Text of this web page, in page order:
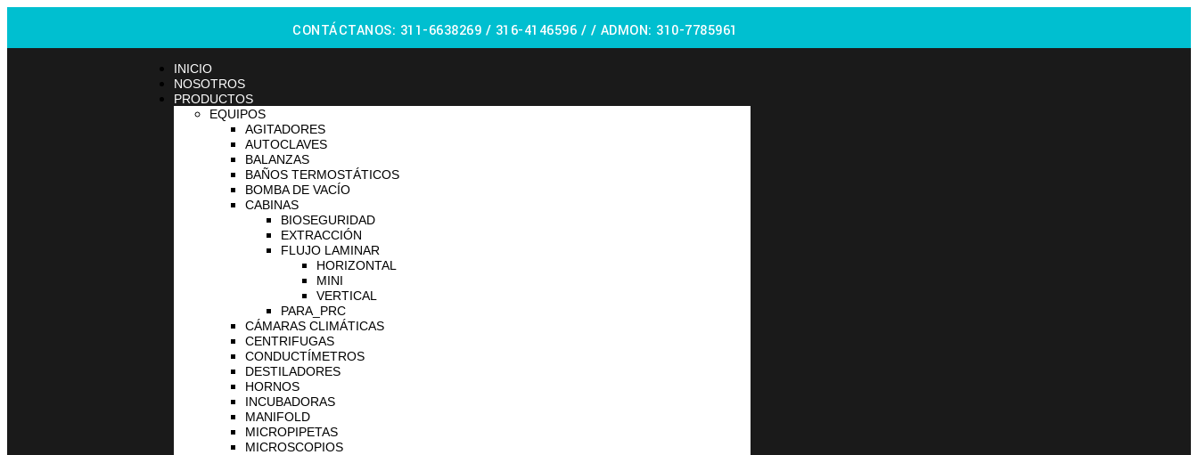
CONTÁCTANOS: 311-6638269 / 316-4146596 / / ADMON: 310-7785961
INICIO
NOSOTROS
PRODUCTOS
EQUIPOS
AGITADORES
AUTOCLAVES
BALANZAS
BAÑOS TERMOSTÁTICOS
BOMBA DE VACÍO
CABINAS
BIOSEGURIDAD
EXTRACCIÓN
FLUJO LAMINAR
HORIZONTAL
MINI
VERTICAL
PARA_PRC
CÁMARAS CLIMÁTICAS
CENTRIFUGAS
CONDUCTÍMETROS
DESTILADORES
HORNOS
INCUBADORAS
MANIFOLD
MICROPIPETAS
MICROSCOPIOS